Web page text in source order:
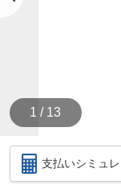
1 / 13
支払いシミュ